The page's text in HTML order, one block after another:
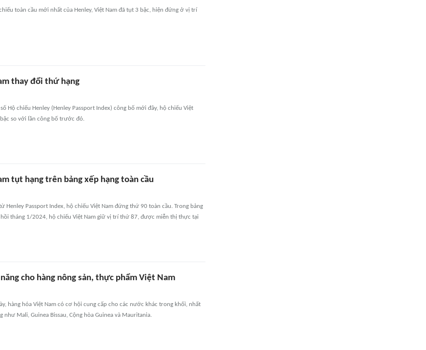
toàn cầu mới nhất của Henley, Việt Nam đã tụt 3 bậc, hiện đứng ở vị trí
thay đổi thứ hạng
Hộ chiếu Henley (Henley Passport Index) công bố mới đây, hộ chiếu Việt
so với lần công bố trước đó.
tụt hạng trên bảng xếp hạng toàn cầu
Henley Passport Index, hộ chiếu Việt Nam đứng thứ 90 toàn cầu. Trong bảng
tháng 1/2024, hộ chiếu Việt Nam giữ vị trí thứ 87, được miễn thị thực tại
cho hàng nông sản, thực phẩm Việt Nam
hàng hóa Việt Nam có cơ hội cung cấp cho các nước khác trong khối, nhất
như Mali, Guinea Bissau, Cộng hòa Guinea và Mauritania.